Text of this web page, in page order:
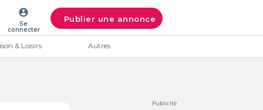
account_circle
Se
connecter
Publier une annonce
& Loisirs Autres
Publicité